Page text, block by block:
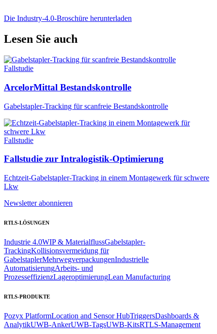
Die Industry-4.0-Broschüre herunterladen
Lesen Sie auch
Fallstudie
ArcelorMittal Bestandskontrolle
Gabelstapler-Tracking für scanfreie Bestandskontrolle
Fallstudie
Fallstudie zur Intralogistik-Optimierung
Echtzeit-Gabelstapler-Tracking in einem Montagewerk für schwere
Lkw
Newsletter abonnieren
RTLS-LÖSUNGEN
Industrie 4.0WIP & MaterialflussGabelstapler-
TrackingKollisionsvermeidung für
GabelstaplerMehrwegverpackungenIndustrielle
AutomatisierungArbeits- und
ProzesseffizienzLageroptimierungLean Manufacturing
RTLS-PRODUKTE
Pozyx PlatformLocation and Sensor HubTriggersDashboards &
AnalytikUWB-AnkerUWB-TagsUWB-KitsRTLS-Management